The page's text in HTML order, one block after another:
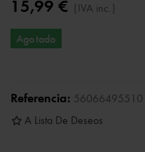
15,99 € (IVA inc.)
Agotado
Referencia:
A Lista De Deseos